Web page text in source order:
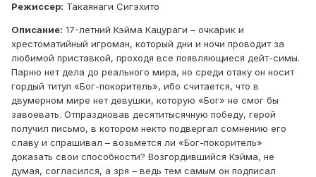
Режиссер: Такаянаги Сигэхито
Описание: 17-летний Кэйма Кацураги – очкарик и
хрестоматийный игроман, который дни и ночи проводит за
любимой приставкой, проходя все появляющиеся дейт-симы.
Парню нет дела до реального мира, но среди отаку он носит
гордый титул «Бог-покоритель», ибо считается, что в
двумерном мире нет девушки, которую «Бог» не смог бы
завоевать. Отпраздновав десятитысячную победу, герой
получил письмо, в котором некто подвергал сомнению его
славу и спрашивал – возьмется ли «Бог-покоритель»
доказать свои способности? Возгордившийся Кэйма, не
думая, согласился, а зря – ведь тем самым он подписал